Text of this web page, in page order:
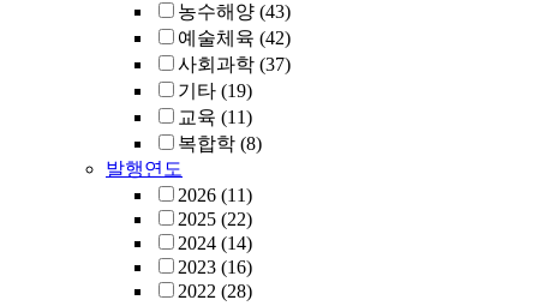
농수해양 (43)
예술체육 (42)
사회과학 (37)
기타 (19)
교육 (11)
복합학 (8)
발행연도
2026 (11)
2025 (22)
2024 (14)
2023 (16)
2022 (28)